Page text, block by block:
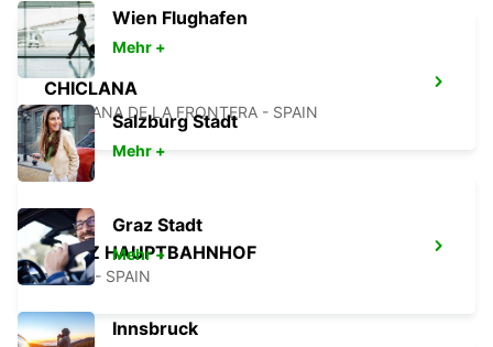
CHICLANA
CHICLANA DE LA FRONTERA - SPAIN
CÁDIZ HAUPTBAHNHOF
CADIZ - SPAIN
Wien Flughafen
Mehr +
Salzburg Stadt
Mehr +
Graz Stadt
Mehr +
Innsbruck